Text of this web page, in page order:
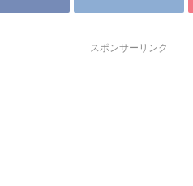
スポンサーリンク